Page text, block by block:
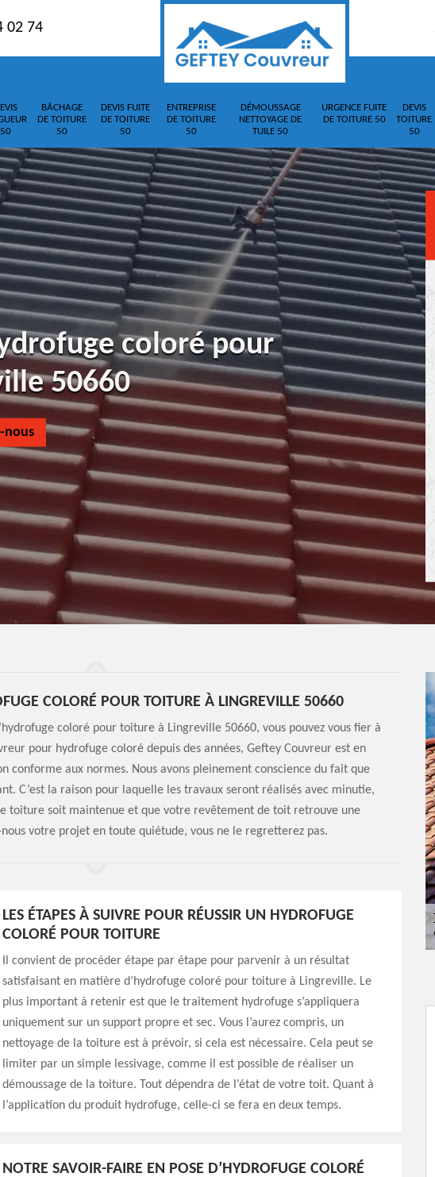
02 74
50
BÂCHAGE
DE TOITURE
50
DEVIS FUITE
DE TOITURE
50
ENTREPRISE
DE TOITURE
50
DÉMOUSSAGE
NETTOYAGE DE
TUILE 50
URGENCE FUITE
DE TOITURE 50
DEVIS
TOITURE
50
coloré pour
50660
nous
COLORÉ POUR TOITURE À LINGREVILLE 50660
coloré pour toiture à Lingreville 50660, vous pouvez vous fier à
pour hydrofuge coloré depuis des années, Geftey Couvreur est en
conforme aux normes. Nous avons pleinement conscience du fait que
C’est la raison pour laquelle les travaux seront réalisés avec minutie,
toiture soit maintenue et que votre revêtement de toit retrouve une
nous votre projet en toute quiétude, vous ne le regretterez pas.
LES ÉTAPES À SUIVRE POUR RÉUSSIR UN HYDROFUGE
COLORÉ POUR TOITURE
Il convient de procéder étape par étape pour parvenir à un résultat
satisfaisant en matière d’hydrofuge coloré pour toiture à Lingreville. Le
plus important à retenir est que le traitement hydrofuge s’appliquera
uniquement sur un support propre et sec. Vous l’aurez compris, un
nettoyage de la toiture est à prévoir, si cela est nécessaire. Cela peut se
limiter par un simple lessivage, comme il est possible de réaliser un
démoussage de la toiture. Tout dépendra de l’état de votre toit. Quant à
l’application du produit hydrofuge, celle-ci se fera en deux temps.
NOTRE SAVOIR-FAIRE EN POSE D’HYDROFUGE COLORÉ